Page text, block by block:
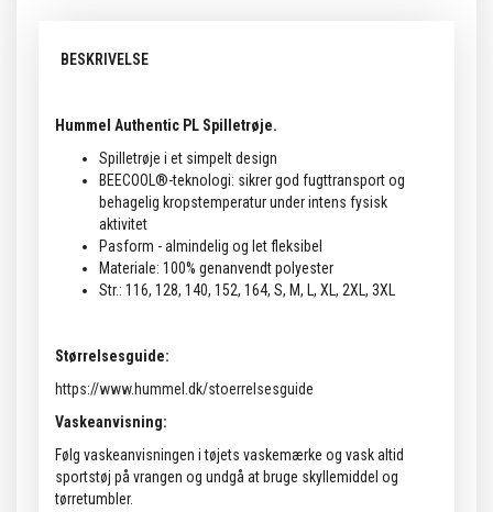
BESKRIVELSE
Hummel Authentic PL Spilletrøje.
Spilletrøje i et simpelt design
BEECOOL®-teknologi: sikrer god fugttransport og
behagelig kropstemperatur under intens fysisk
aktivitet
Pasform - almindelig og let fleksibel
Materiale: 100% genanvendt polyester
Str.: 116, 128, 140, 152, 164, S, M, L, XL, 2XL, 3XL
Størrelsesguide:
https://www.hummel.dk/stoerrelsesguide
Vaskeanvisning:
Følg vaskeanvisningen i tøjets vaskemærke og vask altid
sportstøj på vrangen og undgå at bruge skyllemiddel og
tørretumbler.